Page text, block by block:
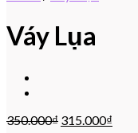
Váy Lụa
350.000₫ 315.000₫